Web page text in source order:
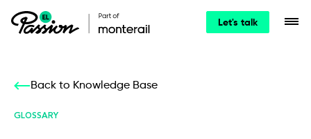
Let's talk
Back to Knowledge Base
GLOSSARY